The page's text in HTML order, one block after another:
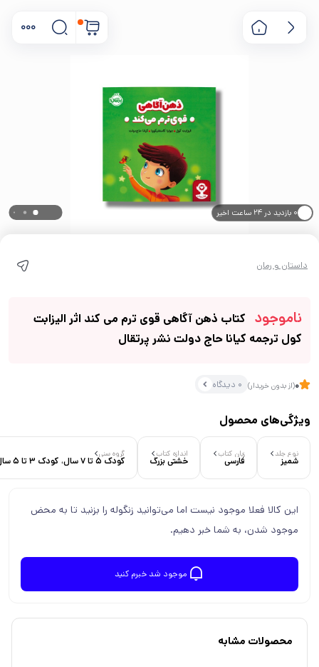
۰ بازدید در ۲۴ ساعت اخیر
داستان و رمان
ناموجود
کتاب ذهن آگاهی قوی ترم می کند اثر الیزابت
کول ترجمه کیانا حاج دولت نشر پرتقال
0(از بدون خریدار) 0 دیدگاه
ویژگی‌های محصول
نوع جلد
شمیز
زبان کتاب
فارسی
اندازه کتاب
خشتی بزرگ
گروه سنی
کودک 5 تا 7 سال، کودک 3 تا 5 سال
این کالا فعلا موجود نیست اما می‌توانید زنگوله را بزنید تا به محض
موجود شدن، به شما خبر دهیم.
موجود شد خبرم کنید
محصولات مشابه